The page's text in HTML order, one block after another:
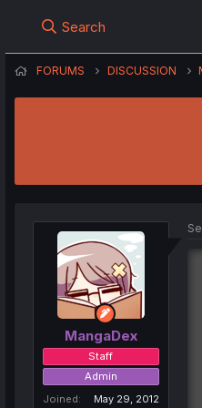
Search
FORUMS DISCUSSION
MangaDex
Staff
Admin
Joined
May 29, 2012